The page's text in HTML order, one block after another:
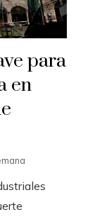
para
en